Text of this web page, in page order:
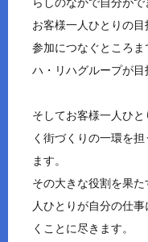
お客様一人ひとりの
参加につなぐところ
ハ・リハグループが目
そしてお客様一人ひ
く街づくりの一環を
ます。
その大きな役割を果
人ひとりが自分の仕
くことに尽きます。